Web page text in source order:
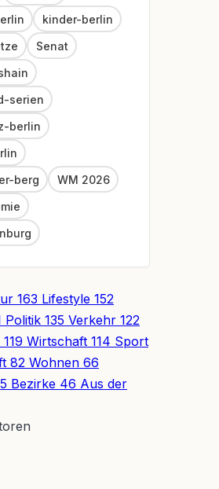
kinder-berlin
Senat
serien
berlin
berg
WM 2026
163 Lifestyle 152
Politik 135 Verkehr 122
119 Wirtschaft 114 Sport
82 Wohnen 66
Bezirke 46 Aus der